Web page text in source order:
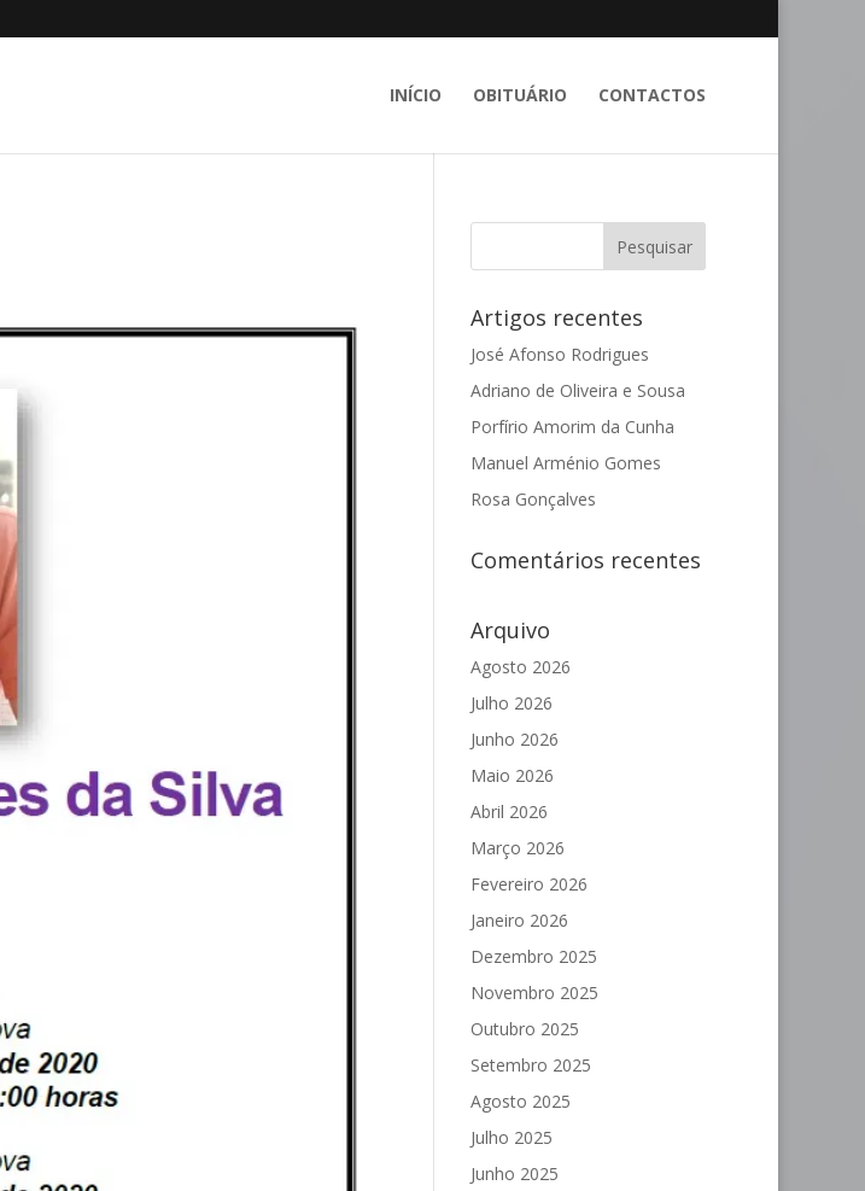
INÍCIO OBITUÁRIO CONTACTOS
Artigos recentes
José Afonso Rodrigues
Adriano de Oliveira e Sousa
Porfírio Amorim da Cunha
Manuel Arménio Gomes
Rosa Gonçalves
Comentários recentes
Arquivo
Agosto 2026
Julho 2026
Junho 2026
Maio 2026
Abril 2026
Março 2026
Fevereiro 2026
Janeiro 2026
Dezembro 2025
Novembro 2025
Outubro 2025
Setembro 2025
Agosto 2025
Julho 2025
Junho 2025